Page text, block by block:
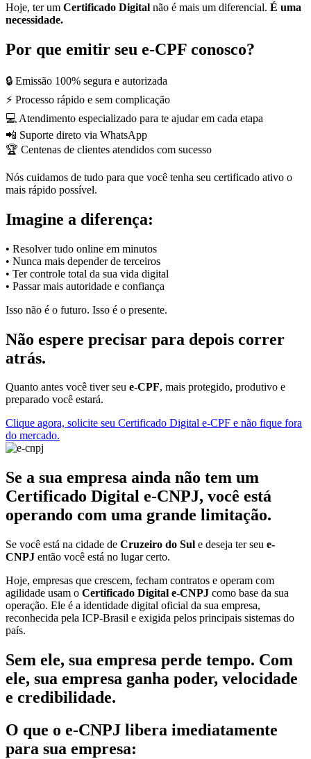
Hoje, ter um Certificado Digital não é mais um diferencial. É uma
necessidade.
Por que emitir seu e-CPF conosco?
🔒 Emissão 100% segura e autorizada
⚡ Processo rápido e sem complicação
💻 Atendimento especializado para te ajudar em cada etapa
📲 Suporte direto via WhatsApp
🏆 Centenas de clientes atendidos com sucesso
Nós cuidamos de tudo para que você tenha seu certificado ativo o
mais rápido possível.
Imagine a diferença:
• Resolver tudo online em minutos
• Nunca mais depender de terceiros
• Ter controle total da sua vida digital
• Passar mais autoridade e confiança
Isso não é o futuro. Isso é o presente.
Não espere precisar para depois correr
atrás.
Quanto antes você tiver seu e-CPF, mais protegido, produtivo e
preparado você estará.
Clique agora, solicite seu Certificado Digital e-CPF e não fique fora
do mercado.
Se a sua empresa ainda não tem um
Certificado Digital e-CNPJ, você está
operando com uma grande limitação.
Se você está na cidade de Cruzeiro do Sul e deseja ter seu e-
CNPJ então você está no lugar certo.
Hoje, empresas que crescem, fecham contratos e operam com
agilidade usam o Certificado Digital e-CNPJ como base da sua
operação. Ele é a identidade digital oficial da sua empresa,
reconhecida pela ICP-Brasil e exigida pelos principais sistemas do
país.
Sem ele, sua empresa perde tempo. Com
ele, sua empresa ganha poder, velocidade
e credibilidade.
O que o e-CNPJ libera imediatamente
para sua empresa: